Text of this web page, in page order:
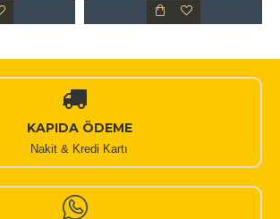
KAPIDA ÖDEME
Nakit & Kredi Kartı